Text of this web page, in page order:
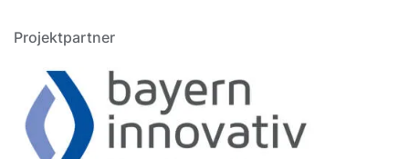
Projektpartner